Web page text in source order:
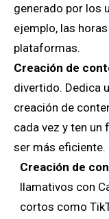
generado por los
ejemplo, las
plataformas.
Creación de
divertido. Dedica
creación de
cada vez y ten
ser más eficiente.
Creación de
llamativos con
cortos como